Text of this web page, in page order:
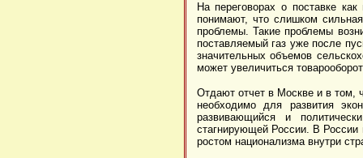
На переговорах о поставке
понимают, что слишком
проблемы. Такие проблемы
поставляемый газ уже после
значительных объемов
может увеличиться
Отдают отчет в Москве и в том,
необходимо для развития
развивающийся и
стагнирующей России. В России
ростом национализма внутри